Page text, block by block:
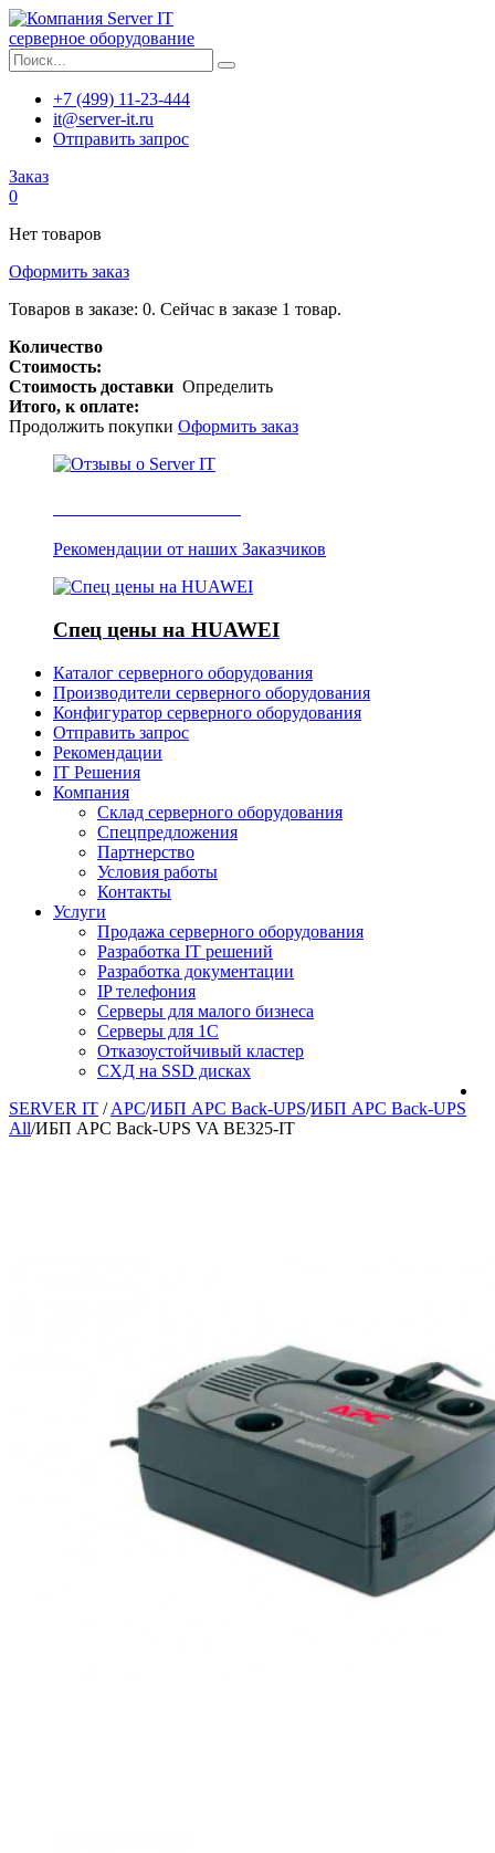
серверное оборудование
+7 (499) 11-23-444
it@server-it.ru
Отправить запрос
Заказ
0
Нет товаров
Оформить заказ
Товаров в заказе: 0. Сейчас в заказе 1 товар.
Количество
Стоимость:
Стоимость доставки Определить
Итого, к оплате:
Продолжить покупки Оформить заказ
Рекомендации от наших Заказчиков
Спец цены на HUAWEI
Каталог серверного оборудования
Производители серверного оборудования
Конфигуратор серверного оборудования
Отправить запрос
Рекомендации
IT Решения
Компания
Склад серверного оборудования
Спецпредложения
Партнерство
Условия работы
Контакты
Услуги
Продажа серверного оборудования
Разработка IT решений
Разработка документации
IP телефония
Серверы для малого бизнеса
Серверы для 1С
Отказоустойчивый кластер
СХД на SSD дисках
SERVER IT / APC/ИБП APC Back-UPS/ИБП APC Back-UPS
All/ИБП APC Back-UPS VA BE325-IT